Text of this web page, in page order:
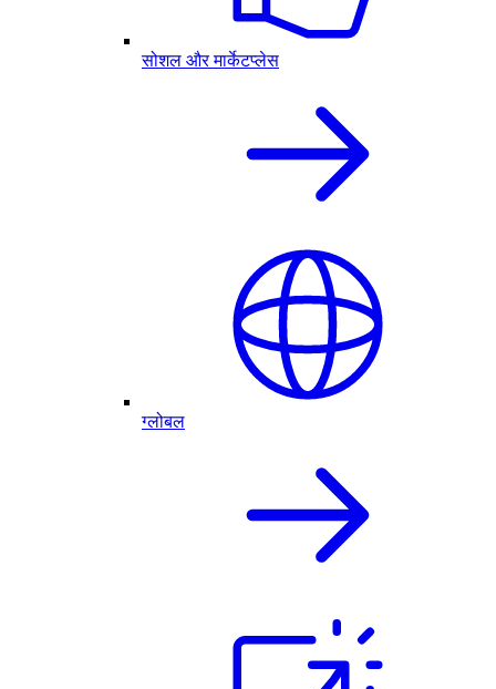
सोशल और मार्केटप्लेस
ग्लोबल